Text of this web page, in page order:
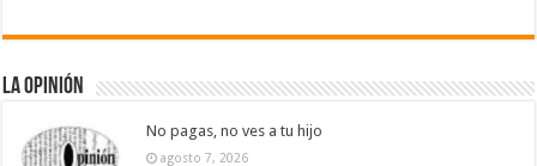
La Opinión
No pagas, no ves a tu hijo
agosto 7, 2026